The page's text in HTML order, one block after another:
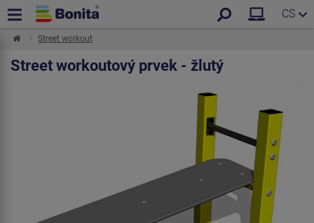
CS
Street workout
Street workoutový prvek - žlutý